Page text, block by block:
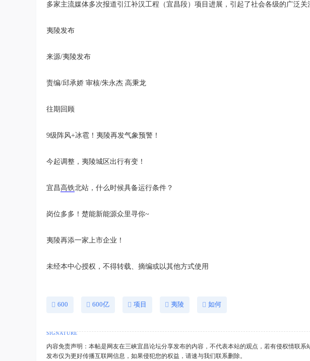
多家主流媒体多次报道引江补汉工程（宜昌段）项目进展，引起了社会各级的广泛关
夷陵发布
来源/夷陵发布
责编/邱承娇 审核/朱永杰 高秉龙
往期回顾
9级阵风+冰雹！夷陵再发气象预警！
今起调整，夷陵城区出行有变！
宜昌高铁北站，什么时候具备运行条件？
岗位多多！楚能新能源众里寻你~
夷陵再添一家上市企业！
未经本中心授权，不得转载、摘编或以其他方式使用
600 600亿 项目 夷陵 如何
内容免责声明：本帖是网友在三峡宜昌论坛分享发布的内容，不代表本站的观点，若有侵权情联
发布仅为更好传播互联网信息，如果侵犯您的权益，请速与我们联系删除。